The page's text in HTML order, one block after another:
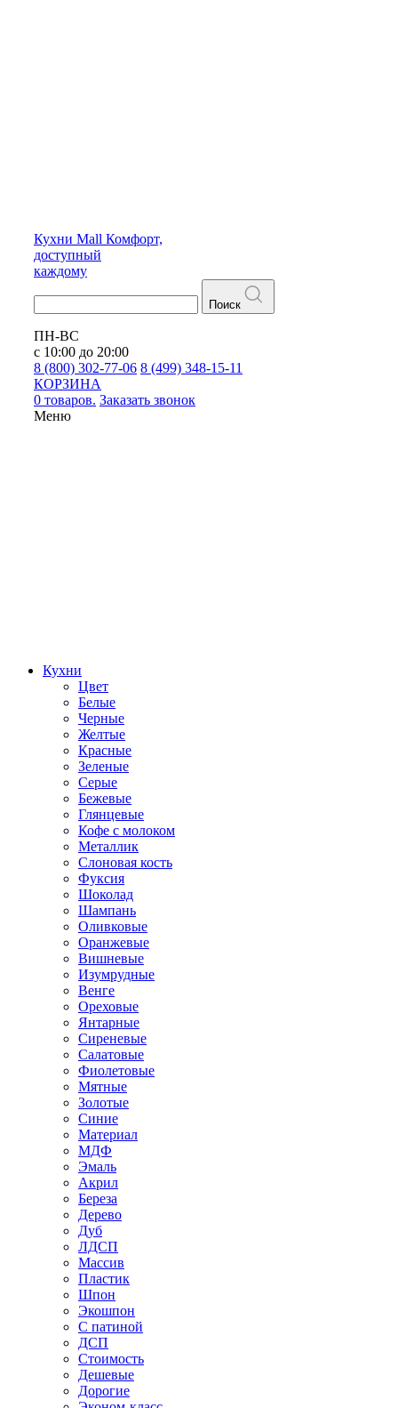
Кухни Mall Комфорт,
доступный
каждому
Поиск
ПН-ВС
с 10:00 до 20:00
8 (800) 302-77-06 8 (499) 348-15-11
КОРЗИНА
0 товаров. Заказать звонок
Меню
Кухни
Цвет
Белые
Черные
Желтые
Красные
Зеленые
Серые
Бежевые
Глянцевые
Кофе с молоком
Металлик
Слоновая кость
Фуксия
Шоколад
Шампань
Оливковые
Оранжевые
Вишневые
Изумрудные
Венге
Ореховые
Янтарные
Сиреневые
Салатовые
Фиолетовые
Мятные
Золотые
Синие
Материал
МДФ
Эмаль
Акрил
Береза
Дерево
Дуб
ЛДСП
Массив
Пластик
Шпон
Экошпон
С патиной
ДСП
Стоимость
Дешевые
Дорогие